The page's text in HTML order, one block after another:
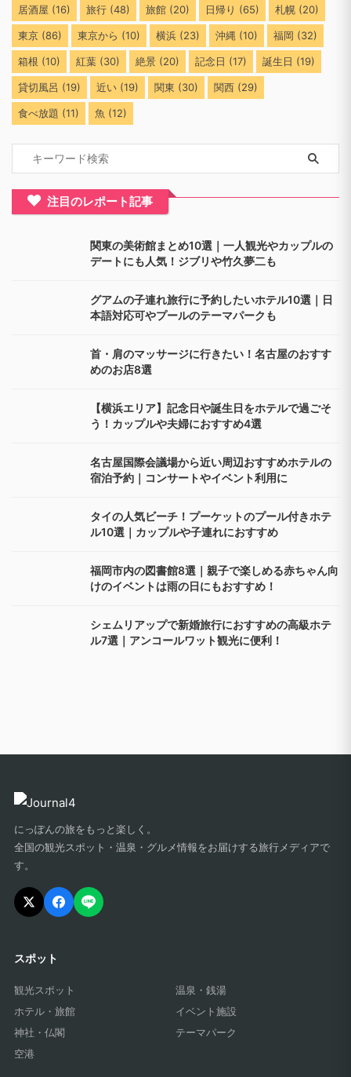
居酒屋 (16) 旅行 (48) 旅館 (20) 日帰り (65) 札幌 (20)
東京 (86) 東京から (10) 横浜 (23) 沖縄 (10) 福岡 (32)
箱根 (10) 紅葉 (30) 絶景 (20) 記念日 (17) 誕生日 (19)
貸切風呂 (19) 近い (19) 関東 (30) 関西 (29)
食べ放題 (11) 魚 (12)
注目のレポート記事
関東の美術館まとめ10選｜一人観光やカップルの
デートにも人気！ジブリや竹久夢二も
グアムの子連れ旅行に予約したいホテル10選｜日
本語対応可やプールのテーマパークも
首・肩のマッサージに行きたい！名古屋のおすす
めのお店8選
【横浜エリア】記念日や誕生日をホテルで過ごそ
う！カップルや夫婦におすすめ4選
名古屋国際会議場から近い周辺おすすめホテルの
宿泊予約｜コンサートやイベント利用に
タイの人気ビーチ！プーケットのプール付きホテ
ル10選｜カップルや子連れにおすすめ
福岡市内の図書館8選｜親子で楽しめる赤ちゃん向
けのイベントは雨の日にもおすすめ！
シェムリアップで新婚旅行におすすめの高級ホテ
ル7選｜アンコールワット観光に便利！
にっぽんの旅をもっと楽しく。
全国の観光スポット・温泉・グルメ情報をお届けする旅行メディアで
す。
スポット
観光スポット
温泉・銭湯
ホテル・旅館
イベント施設
神社・仏閣
テーマパーク
空港